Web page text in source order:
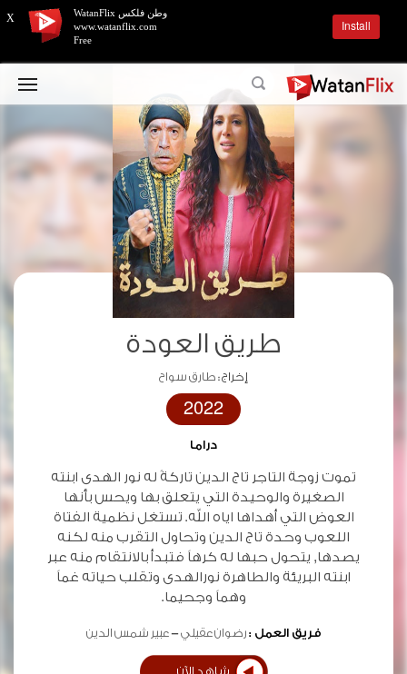
طريق العودة
إخراج :طارق سواح
2022
دراما
تموت زوجة التاجر تاج الدين تاركةً له نور الهدى ابنته
الصغيرة والوحيدة التي يتعلق بها ويحس بأنها
العوض التي أهداها اياه الله. تستغل نظمية الفتاة
اللعوب وحدة تاج الدين وتحاول التقرب منه لكنه
يصدها, يتحول حبها له كرهاً فتبدأ بالانتقام منه عبر
ابنته البريئة والطاهرة نورالهدى وتقلب حياته غماً
وهماً وجحيما.
فريق العمل :رضوان عقيلي عبير شمس الدين
X
وطن فلكس WatanFlix
www.watanflix.com
Free
Install